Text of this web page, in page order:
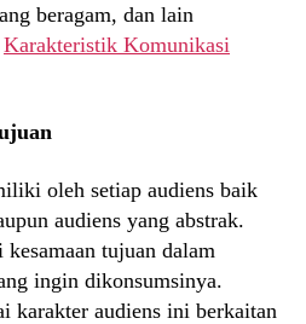
beragam, dan lain
Karakteristik Komunikasi
oleh setiap audiens baik
audiens yang abstrak.
tujuan dalam
ingin dikonsumsinya.
karakter audiens ini berkaitan